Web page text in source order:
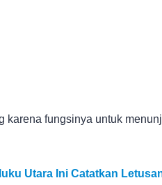
karena fungsinya untuk
Utara Ini Catatkan